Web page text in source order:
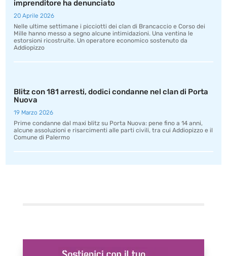
imprenditore ha denunciato
20 Aprile 2026
Nelle ultime settimane i picciotti dei clan di Brancaccio e Corso dei
Mille hanno messo a segno alcune intimidazioni. Una ventina le
estorsioni ricostruite. Un operatore economico sostenuto da
Addiopizzo
Blitz con 181 arresti, dodici condanne nel clan di Porta
Nuova
19 Marzo 2026
Prime condanne dal maxi blitz su Porta Nuova: pene fino a 14 anni,
alcune assoluzioni e risarcimenti alle parti civili, tra cui Addiopizzo e il
Comune di Palermo